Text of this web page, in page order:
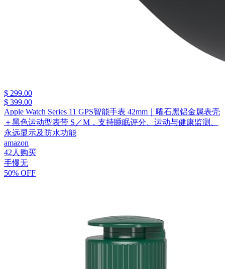
$ 299.00
$ 399.00
Apple Watch Series 11 GPS智能手表 42mm｜曜石黑铝金属表壳
＋黑色运动型表带 S／M，支持睡眠评分、运动与健康监测、
永远显示及防水功能
amazon
42人购买
手慢无
50% OFF